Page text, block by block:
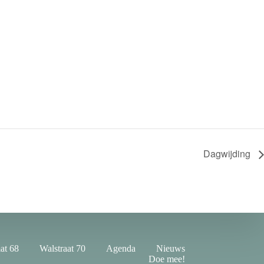
Dagwijding
68 Walstraat 70 Agenda
Nieuws
Doe mee!